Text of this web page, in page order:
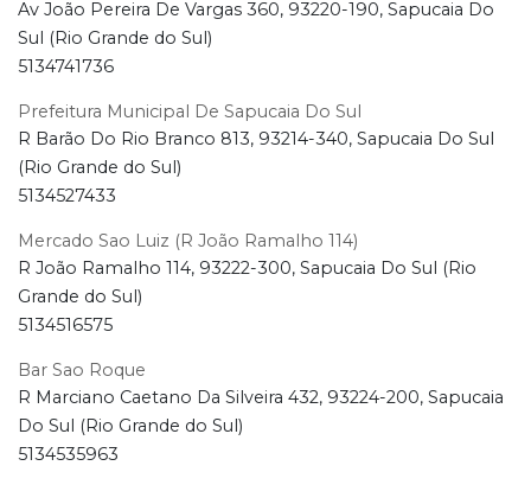
Av João Pereira De Vargas 360, 93220-190, Sapucaia Do
Sul (Rio Grande do Sul)
5134741736
Prefeitura Municipal De Sapucaia Do Sul
R Barão Do Rio Branco 813, 93214-340, Sapucaia Do Sul
(Rio Grande do Sul)
5134527433
Mercado Sao Luiz (R João Ramalho 114)
R João Ramalho 114, 93222-300, Sapucaia Do Sul (Rio
Grande do Sul)
5134516575
Bar Sao Roque
R Marciano Caetano Da Silveira 432, 93224-200, Sapucaia
Do Sul (Rio Grande do Sul)
5134535963